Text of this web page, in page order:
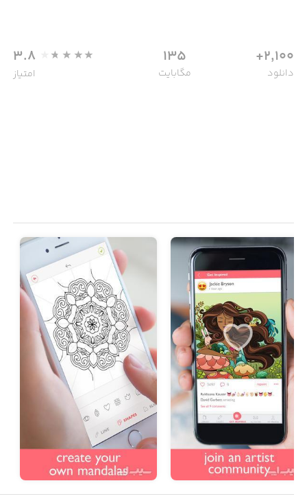
2,100+
دانلود
135
مگابایت
3.8
امتیاز